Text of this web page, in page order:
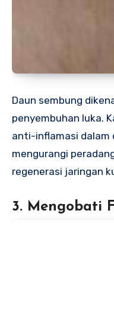
Daun sembung
penyembuhan luka.
anti-inflamasi dalam
mengurangi
regenerasi jaringan
3. Mengobati